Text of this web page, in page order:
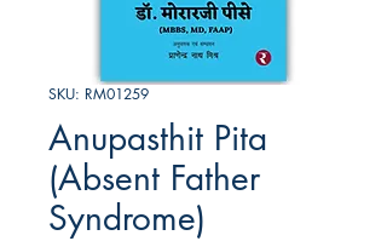
SKU: RM01259
Anupasthit Pita
(Absent Father
Syndrome)